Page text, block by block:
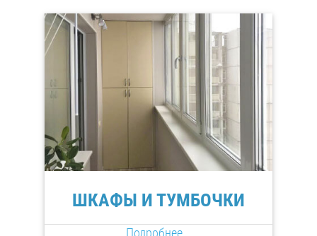
ШКАФЫ И ТУМБОЧКИ
Подробнее...